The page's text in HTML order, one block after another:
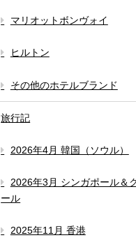
マリオットボンヴォイ
ヒルトン
その他のホテルブランド
旅行記
2026年4月 韓国（ソウル）
2026年3月 シンガポール＆
ール
2025年11月 香港